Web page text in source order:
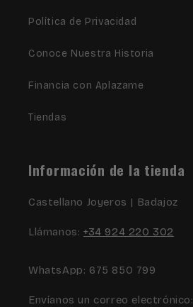
Política de Privacidad
Conoce Nuestra Historia
Financia con Aplazame
Tiendas
Información de la tienda
Castellano Joyeros | Badajoz
Llámanos: +34 924 220 302
WhatsApp: 675 850 799
Envíanos un correo electrónico: